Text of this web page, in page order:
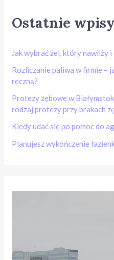
Ostatnie wpisy
Jak wybrać żel, który nawilży
Rozliczanie paliwa w firmie –
ręczną?
Protezy zębowe w
rodzaj protezy przy brakach
Kiedy udać się po pomoc do
Planujesz wykończenie